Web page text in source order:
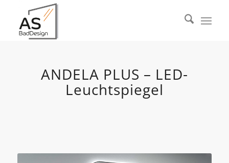
ANDELA PLUS – LED-
Leuchtspiegel